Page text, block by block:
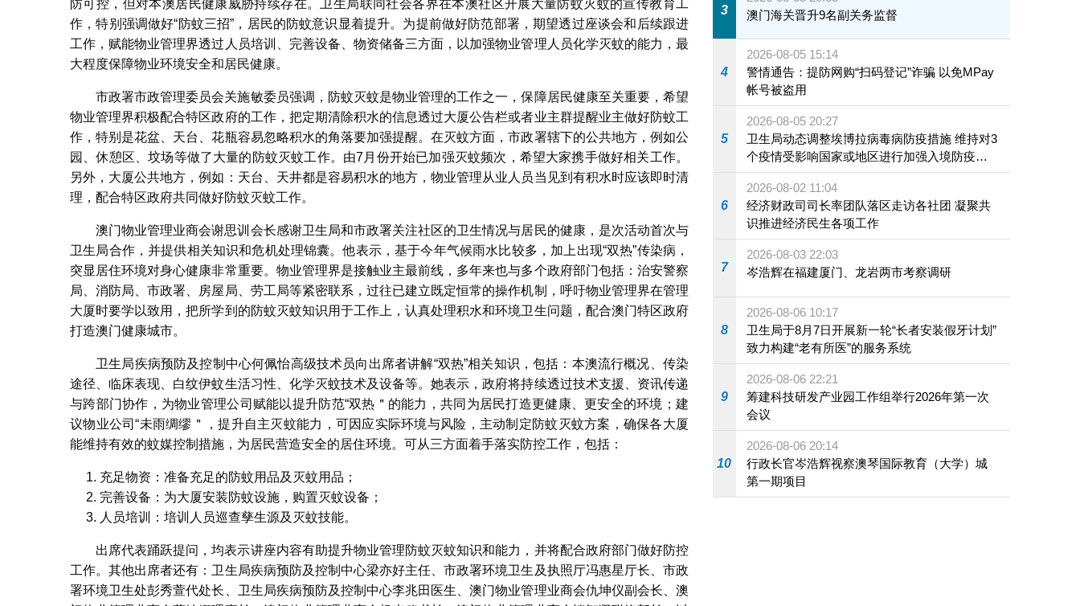
防可控，但对本澳居民健康威胁持续存在。卫生局联同社会各界在本澳社区开展大量防蚊灭蚊的宣传教育工
作，特别强调做好“防蚊三招”，居民的防蚊意识显着提升。为提前做好防范部署，期望透过座谈会和后续跟进
工作，赋能物业管理界透过人员培训、完善设备、物资储备三方面，以加强物业管理人员化学灭蚊的能力，最
大程度保障物业环境安全和居民健康。
市政署市政管理委员会关施敏委员强调，防蚊灭蚊是物业管理的工作之一，保障居民健康至关重要，希望
物业管理界积极配合特区政府的工作，把定期清除积水的信息透过大厦公告栏或者业主群提醒业主做好防蚊工
作，特别是花盆、天台、花瓶容易忽略积水的角落要加强提醒。在灭蚊方面，市政署辖下的公共地方，例如公
园、休憩区、坟场等做了大量的防蚊灭蚊工作。由7月份开始已加强灭蚊频次，希望大家携手做好相关工作。
另外，大厦公共地方，例如：天台、天井都是容易积水的地方，物业管理从业人员当见到有积水时应该即时清
理，配合特区政府共同做好防蚊灭蚊工作。
澳门物业管理业商会谢思训会长感谢卫生局和市政署关注社区的卫生情况与居民的健康，是次活动首次与
卫生局合作，并提供相关知识和危机处理锦囊。他表示，基于今年气候雨水比较多，加上出现“双热”传染病，
突显居住环境对身心健康非常重要。物业管理界是接触业主最前线，多年来也与多个政府部门包括：治安警察
局、消防局、市政署、房屋局、劳工局等紧密联系，过往已建立既定恒常的操作机制，呼吁物业管理界在管理
大厦时要学以致用，把所学到的防蚊灭蚊知识用于工作上，认真处理积水和环境卫生问题，配合澳门特区政府
打造澳门健康城市。
卫生局疾病预防及控制中心何佩怡高级技术员向出席者讲解“双热”相关知识，包括：本澳流行概况、传染
途径、临床表现、白纹伊蚊生活习性、化学灭蚊技术及设备等。她表示，政府将持续透过技术支援、资讯传递
与跨部门协作，为物业管理公司赋能以提升防范“双热＂的能力，共同为居民打造更健康、更安全的环境；建
议物业公司“未雨绸缪＂，提升自主灭蚊能力，可因应实际环境与风险，主动制定防蚊灭蚊方案，确保各大厦
能维持有效的蚊媒控制措施，为居民营造安全的居住环境。可从三方面着手落实防控工作，包括：
充足物资：准备充足的防蚊用品及灭蚊用品；
完善设备：为大厦安装防蚊设施，购置灭蚊设备；
人员培训：培训人员巡查孳生源及灭蚊技能。
出席代表踊跃提问，均表示讲座内容有助提升物业管理防蚊灭蚊知识和能力，并将配合政府部门做好防控
工作。其他出席者还有：卫生局疾病预防及控制中心梁亦好主任、市政署环境卫生及执照厅冯惠星厅长、市政
署环境卫生处彭秀萱代处长、卫生局疾病预防及控制中心李兆田医生、澳门物业管理业商会仇坤仪副会长、澳
3
澳门海关晋升9名副关务监督
4
2026-08-05 15:14
警情通告：提防网购“扫码登记”诈骗 以免MPay
帐号被盗用
5
2026-08-05 20:27
卫生局动态调整埃博拉病毒病防疫措施 维持对3
个疫情受影响国家或地区进行加强入境防疫措
施
6
2026-08-02 11:04
经济财政司司长率团队落区走访各社团 凝聚共
识推进经济民生各项工作
7
2026-08-03 22:03
岑浩辉在福建厦门、龙岩两市考察调研
8
2026-08-06 10:17
卫生局于8月7日开展新一轮“长者安装假牙计划”
致力构建“老有所医”的服务系统
9
2026-08-06 22:21
筹建科技研发产业园工作组举行2026年第一次
会议
10
2026-08-06 20:14
行政长官岑浩辉视察澳琴国际教育（大学）城
第一期项目